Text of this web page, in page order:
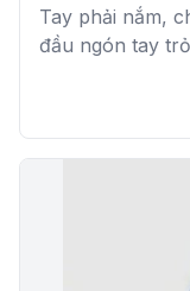
Tay phải nắm,
đầu ngón tay